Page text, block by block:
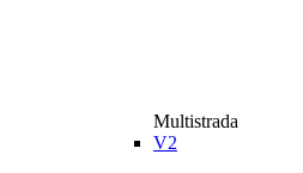
Multistrada
V2